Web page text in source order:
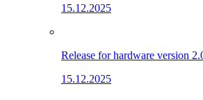
15.12.2025
Release for hardware version
15.12.2025